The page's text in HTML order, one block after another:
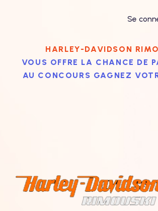
Se
HARLEY-DAVIDSON
VOUS OFFRE LA CHANCE DE
AU CONCOURS GAGNEZ